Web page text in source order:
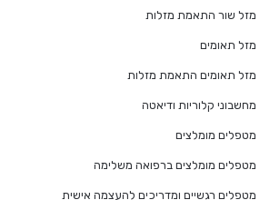
מזל שור התאמת מזלות
מזל תאומים
מזל תאומים התאמת מזלות
מחשבוני קלוריות ודיאטה
מטפלים מומלצים
מטפלים מומלצים ברפואה משלימה
מטפלים רגשיים ומדריכים להעצמה אישית